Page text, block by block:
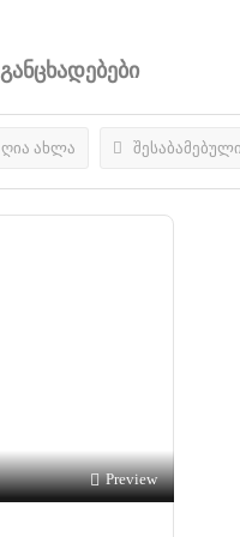
Განცხადებები
ღია ახლა შესაბამებული
Preview